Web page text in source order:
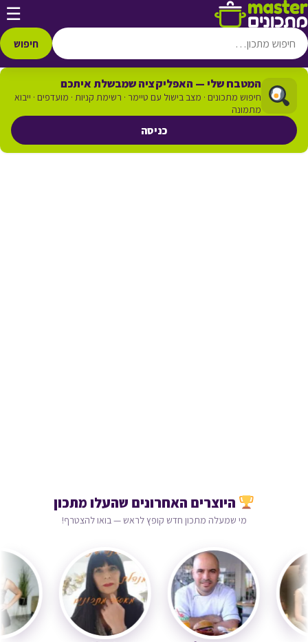
דלג לתוכן ☰
חיפוש
המטבח שלי — האפליקציה שמבשלת איתכם
חיפוש מתכונים · מצב בישול עם טיימר · רשימת קניות · מועדפים · ייבוא
מתמונה
כניסה
היוצרים האחרונים שהעלו מתכון
מי שמעלה מתכון חדש קופץ לראש — בואו להצטרף!